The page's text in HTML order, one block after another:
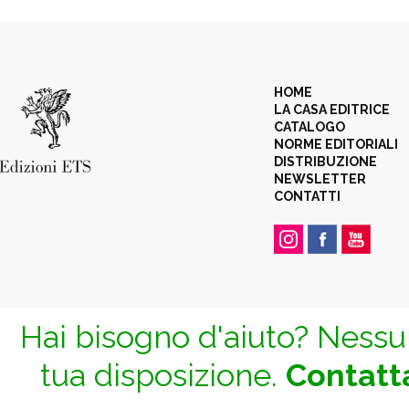
HOME
LA CASA EDITRICE
CATALOGO
NORME EDITORIALI
DISTRIBUZIONE
NEWSLETTER
CONTATTI
Hai bisogno d'aiuto?
tua disposizione.